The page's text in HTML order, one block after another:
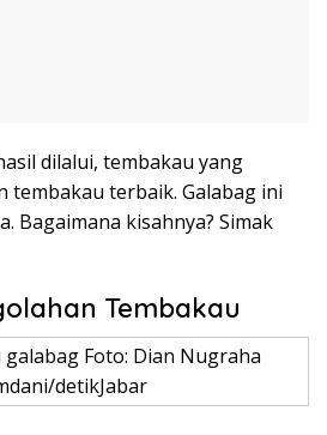
dilalui, tembakau yang
tembakau terbaik. Galabag ini
Bagaimana kisahnya? Simak
Tembakau
Foto: Dian Nugraha
detikJabar